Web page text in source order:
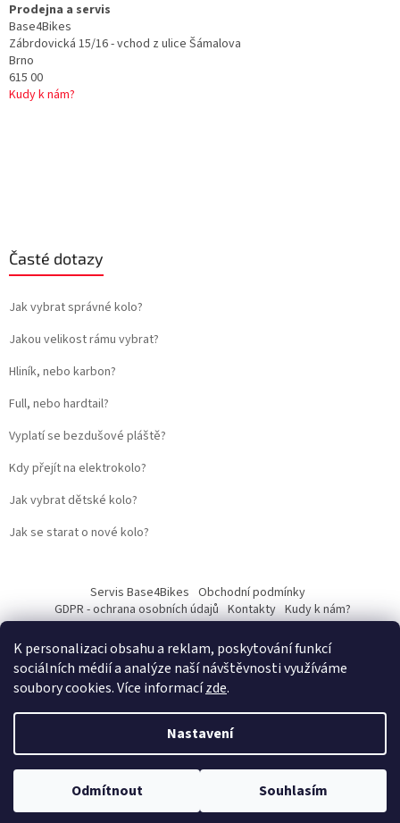
K personalizaci obsahu a reklam, poskytování funkcí
sociálních médií a analýze naší návštěvnosti využíváme
soubory cookies. Více informacízde.
Nastavení
Odmítnout Souhlasím
Prodejna a servis
Base4Bikes
Zábrdovická 15/16 - vchod z ulice Šámalova
Brno
615 00
Kudy k nám?
Časté dotazy
Jak vybrat správné kolo?
Jakou velikost rámu vybrat?
Hliník, nebo karbon?
Full, nebo hardtail?
Vyplatí se bezdušové pláště?
Kdy přejít na elektrokolo?
Jak vybrat dětské kolo?
Jak se starat o nové kolo?
Servis Base4Bikes Obchodní podmínky
GDPR - ochrana osobních údajů Kontakty Kudy k nám?
Vytvořil Shoptet
Martin Kostelka – prodbykosta
Copyright 2026Base4Bikes. Všechna práva vyhrazena.Upravit